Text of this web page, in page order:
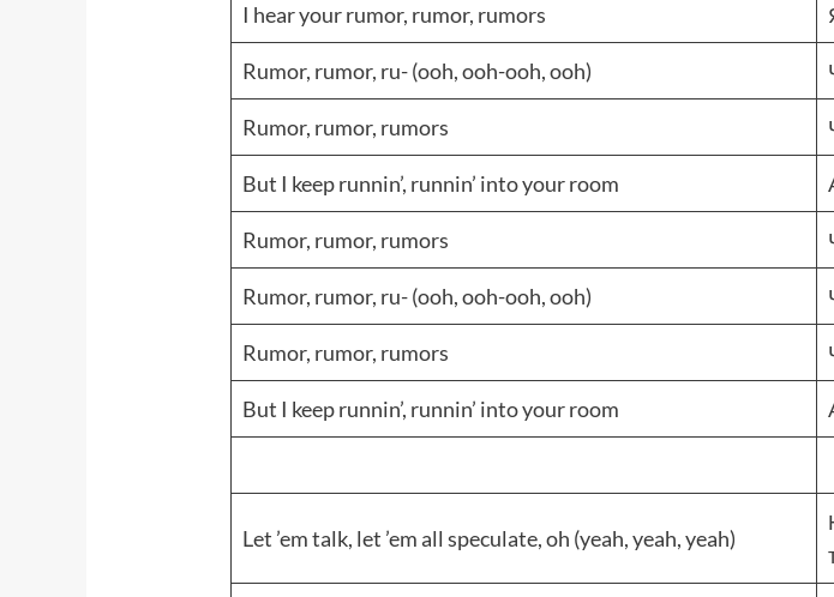
I hear your rumor, rumor, rumors
Rumor, rumor, ru- (ooh, ooh-ooh, ooh)
Rumor, rumor, rumors
But I keep runnin’, runnin’ into your room
Rumor, rumor, rumors
Rumor, rumor, ru- (ooh, ooh-ooh, ooh)
Rumor, rumor, rumors
But I keep runnin’, runnin’ into your room
Let ’em talk, let ’em all speculate, oh (yeah, yeah, yeah)